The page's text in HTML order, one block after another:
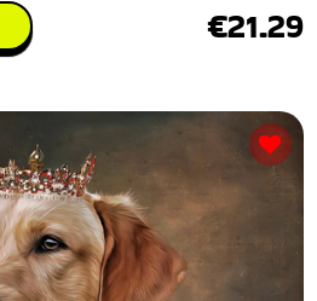
€21.29